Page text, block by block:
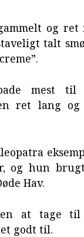
og ret
talt
mest til
ret lang og
og hun
Hav.
at tage
godt til.